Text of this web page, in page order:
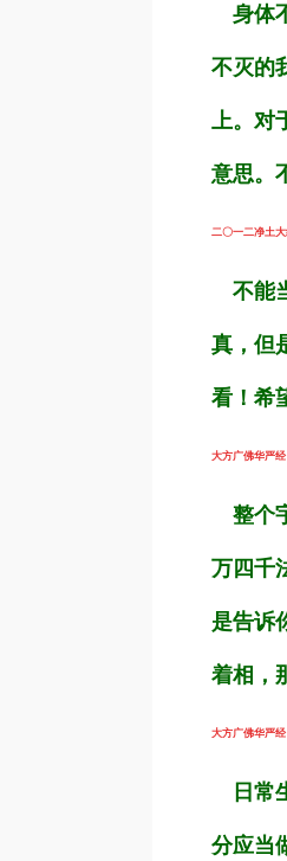
身体
不灭的
上。对
意思。
二〇一二净土
不能
真，但
看！希
大方广佛华严
整个
万四千
是告诉
着相，
大方广佛华严
日常
分应当